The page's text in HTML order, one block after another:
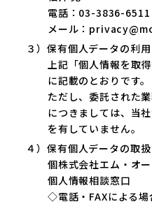
電話：03-3836-
メール：
３）保有個人データの利
上記「個人情報を取
に記載のとおりです。
ただし、委託された
につきましては、当
を有していません。
４）保有個人データの取
個株式会社エム・オ
個人情報相談窓口
◇電話・FAXによ